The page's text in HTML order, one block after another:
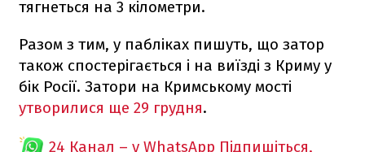
тягнеться на 3 кілометри.
Разом з тим, у пабліках пишуть, що затор
також спостерігається і на виїзді з Криму у
бік Росії. Затори на Кримському мості
утворилися ще 29 грудня.
24 Канал – у WhatsApp Підпишіться,